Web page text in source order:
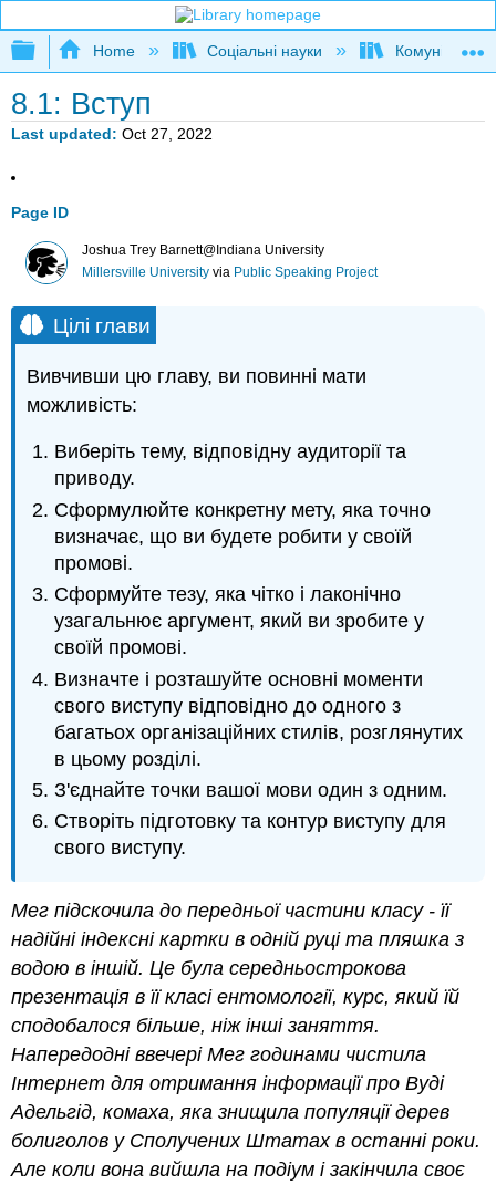
Expand/collapse global hierarchy
Home Соціальні науки
8.1: Вступ
Last updated Oct 27, 2022
Page ID
Joshua Trey Barnett@Indiana University
Millersville Universityvia Public Speaking Project
Цілі глави
Вивчивши цю главу, ви повинні мати
можливість:
Виберіть тему, відповідну аудиторії та
приводу.
Сформулюйте конкретну мету, яка точно
визначає, що ви будете робити у своїй
промові.
Сформуйте тезу, яка чітко і лаконічно
узагальнює аргумент, який ви зробите у
своїй промові.
Визначте і розташуйте основні моменти
свого виступу відповідно до одного з
багатьох організаційних стилів, розглянутих
в цьому розділі.
З'єднайте точки вашої мови один з одним.
Створіть підготовку та контур виступу для
свого виступу.
Мег підскочила до передньої частини класу - її
надійні індексні картки в одній руці та пляшка з
водою в іншій. Це була середньострокова
презентація в її класі ентомології, курс, який їй
сподобалося більше, ніж інші заняття.
Напередодні ввечері Мег годинами чистила
Інтернет для отримання інформації про Вуді
Адельгід, комаха, яка знищила популяції дерев
болиголов у Сполучених Штатах в останні роки.
Але коли вона вийшла на подіум і закінчила своє